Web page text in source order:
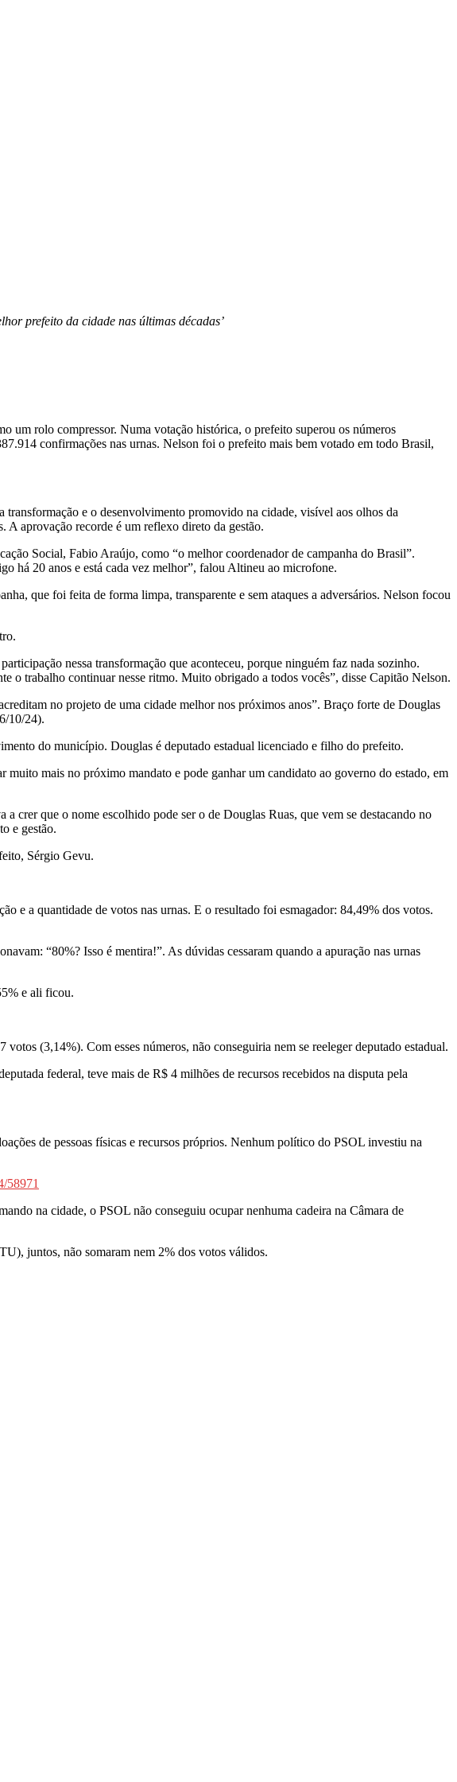
prefeito da cidade nas últimas décadas’
um rolo compressor. Numa votação histórica, o prefeito superou os números
confirmações nas urnas. Nelson foi o prefeito mais bem votado em todo Brasil,
e o desenvolvimento promovido na cidade, visível aos olhos da
A aprovação recorde é um reflexo direto da gestão.
Social, Fabio Araújo, como “o melhor coordenador de campanha do Brasil”.
há 20 anos e está cada vez melhor”, falou Altineu ao microfone.
que foi feita de forma limpa, transparente e sem ataques a adversários. Nelson focou
nessa transformação que aconteceu, porque ninguém faz nada sozinho.
o trabalho continuar nesse ritmo. Muito obrigado a todos vocês”, disse Capitão Nelson.
no projeto de uma cidade melhor nos próximos anos”. Braço forte de Douglas
10/24).
do município. Douglas é deputado estadual licenciado e filho do prefeito.
mais no próximo mandato e pode ganhar um candidato ao governo do estado, em
crer que o nome escolhido pode ser o de Douglas Ruas, que vem se destacando no
e gestão.
Sérgio Gevu.
e a quantidade de votos nas urnas. E o resultado foi esmagador: 84,49% dos votos.
“80%? Isso é mentira!”. As dúvidas cessaram quando a apuração nas urnas
e ali ficou.
(3,14%). Com esses números, não conseguiria nem se reeleger deputado estadual.
federal, teve mais de R$ 4 milhões de recursos recebidos na disputa pela
de pessoas físicas e recursos próprios. Nenhum político do PSOL investiu na
58971
na cidade, o PSOL não conseguiu ocupar nenhuma cadeira na Câmara de
juntos, não somaram nem 2% dos votos válidos.